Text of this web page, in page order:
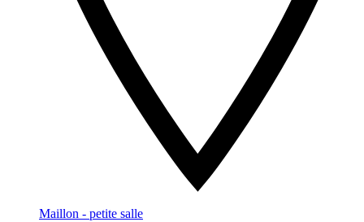
Maillon - petite salle